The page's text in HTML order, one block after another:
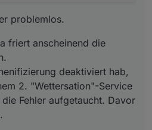
problemlos.
friert anscheinend die
deaktiviert hab,
2. "Wettersation"-Service
Fehler aufgetaucht. Davor